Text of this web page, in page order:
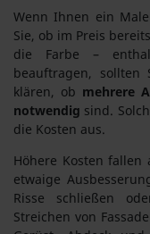
Wenn Ihnen ein
Sie, ob im Preis
die Farbe –
beauftragen, sollten
klären, ob mehrere
notwendig sind.
die Kosten aus.
Höhere Kosten
etwaige
Risse schließen
Streichen von